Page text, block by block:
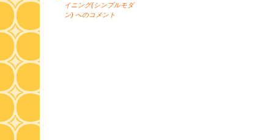
イニング(シンプルモダ
ン) へのコメント